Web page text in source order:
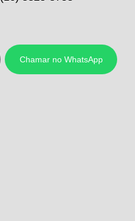
Chamar no WhatsApp